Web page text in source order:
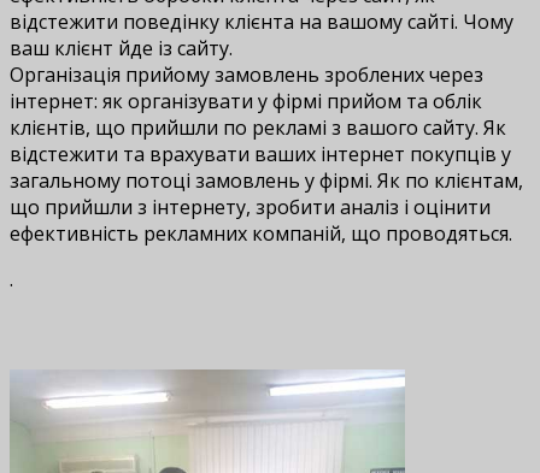
відстежити поведінку клієнта на вашому сайті. Чому
ваш клієнт йде із сайту.
Організація прийому замовлень зроблених через
інтернет: як організувати у фірмі прийом та облік
клієнтів, що прийшли по рекламі з вашого сайту. Як
відстежити та врахувати ваших інтернет покупців у
загальному потоці замовлень у фірмі. Як по клієнтам,
що прийшли з інтернету, зробити аналіз і оцінити
ефективність рекламних компаній, що проводяться.
.